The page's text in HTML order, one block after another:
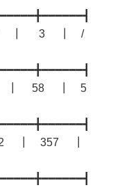
40 ┃ 3 ┃ /
┃ 58 ┃ 5
┃ 357 ┃